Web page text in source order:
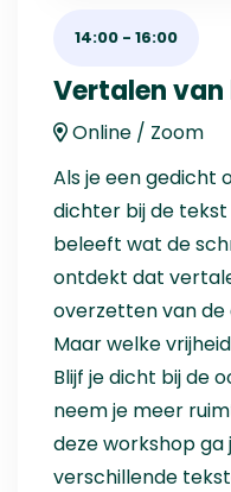
14:00 - 16:00
Vertalen
Online / Zoom
Als je een gedicht
dichter bij de
beleeft wat de
ontdekt dat
overzetten van de
Maar welke
Blijf je dicht bij de
neem je meer
deze workshop ga
verschillende